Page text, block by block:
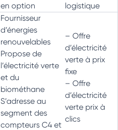
en option
logistique
Fournisseur
d’énergies
renouvelables
Propose de
l’électricité verte
et du
biométhane
S’adresse au
segment des
compteurs C4 et
– Offre
d’électricité
verte à prix
fixe
– Offre
d’électricité
verte prix à
clics